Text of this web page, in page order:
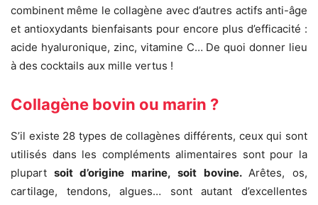
combinent même le collagène avec d’autres actifs anti-âge
et antioxydants bienfaisants pour encore plus d’efficacité :
acide hyaluronique, zinc, vitamine C… De quoi donner lieu
à des cocktails aux mille vertus !
Collagène bovin ou marin ?
S’il existe 28 types de collagènes différents, ceux qui sont
utilisés dans les compléments alimentaires sont pour la
plupart soit d’origine marine, soit bovine.Arêtes, os,
cartilage, tendons, algues… sont autant d’excellentes